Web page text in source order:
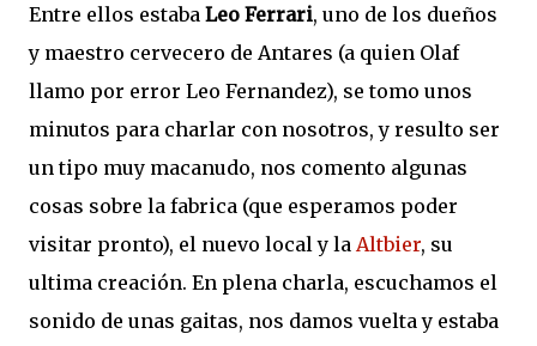
Entre ellos estaba Leo Ferrari, uno de los dueños
y maestro cervecero de Antares (a quien Olaf
llamo por error Leo Fernandez), se tomo unos
minutos para charlar con nosotros, y resulto ser
un tipo muy macanudo, nos comento algunas
cosas sobre la fabrica (que esperamos poder
visitar pronto), el nuevo local y la Altbier, su
ultima creación. En plena charla, escuchamos el
sonido de unas gaitas, nos damos vuelta y estaba